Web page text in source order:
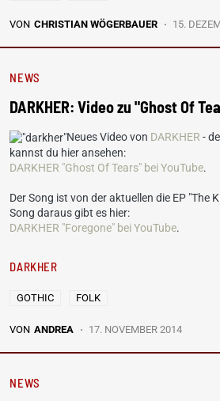
VON CHRISTIAN WÖGERBAUER 15.
NEWS
DARKHER: Video zu "Ghost Of
Neues Video von DARKHER -
kannst du hier ansehen:
DARKHER "Ghost Of Tears" bei YouTube.
Der Song ist von der aktuellen die EP "The
Song daraus gibt es hier:
DARKHER "Foregone" bei YouTube.
DARKHER
GOTHIC FOLK
VON ANDREA 17. NOVEMBER 2014
NEWS